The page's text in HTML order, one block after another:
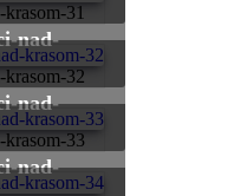
31
32
33